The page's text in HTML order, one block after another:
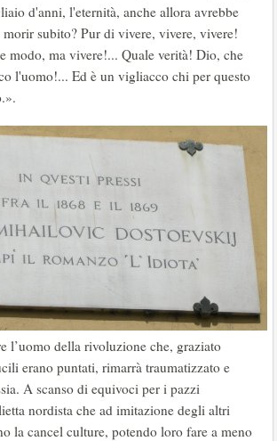
d'anni, l'eternità, anche allora avrebbe
subito? Pur di vivere, vivere, vivere!
modo, ma vivere!... Quale verità! Dio, che
l'uomo!... Ed è un vigliacco chi per questo
l’uomo della rivoluzione che, graziato
erano puntati, rimarrà traumatizzato e
A scanso di equivoci per i pazzi
nordista che ad imitazione degli altri
la cancel culture, potendo loro fare a meno